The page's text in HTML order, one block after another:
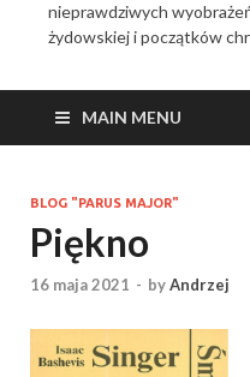
nieprawdziwych
żydowskiej i początków
MAIN MENU
BLOG "PARUS MAJOR"
Piękno
16 maja 2021 - byAndrzej